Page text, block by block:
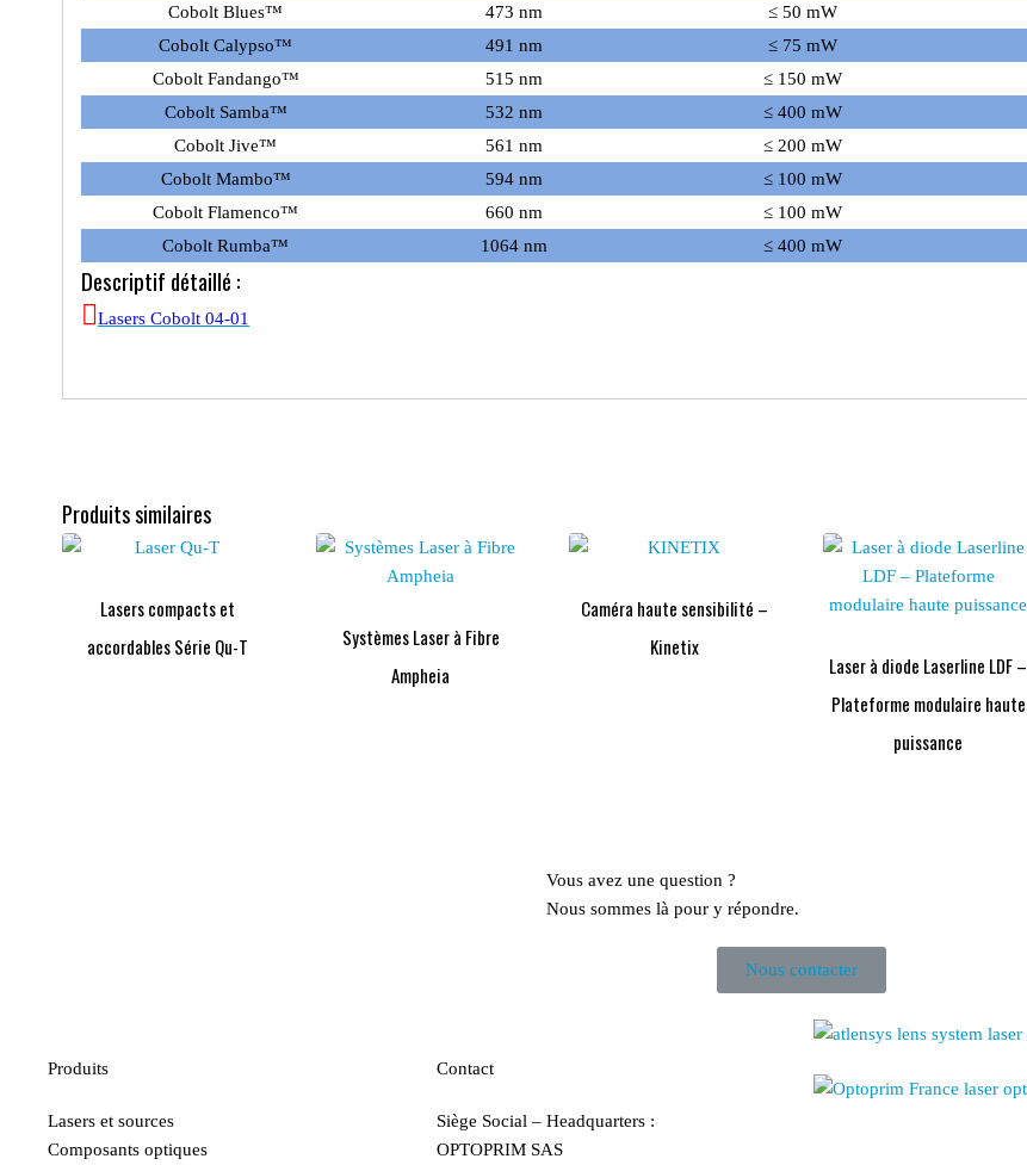
Cobolt Blues™
473 nm ≤ 50 mW
Cobolt Calypso™
491 nm ≤ 75 mW
Cobolt Fandango™
515 nm ≤ 150 mW
Cobolt Samba™
532 nm ≤ 400 mW
Cobolt Jive™
561 nm ≤ 200 mW
Cobolt Mambo™
594 nm ≤ 100 mW
Cobolt Flamenco™
660 nm ≤ 100 mW
Cobolt Rumba™
1064 nm ≤ 400 mW
Descriptif détaillé :
Lasers Cobolt 04-01
Produits similaires
Lasers compacts et
accordables Série Qu-T
Systèmes Laser à Fibre
Ampheia
Caméra haute sensibilité –
Kinetix
Laser à diode Laserline LDF –
Plateforme modulaire haute
puissance
Vous avez une question ?
Nous sommes là pour y répondre.
Nous contacter
Produits
Lasers et sources
Composants optiques
Contact
Siège Social – Headquarters :
OPTOPRIM SAS